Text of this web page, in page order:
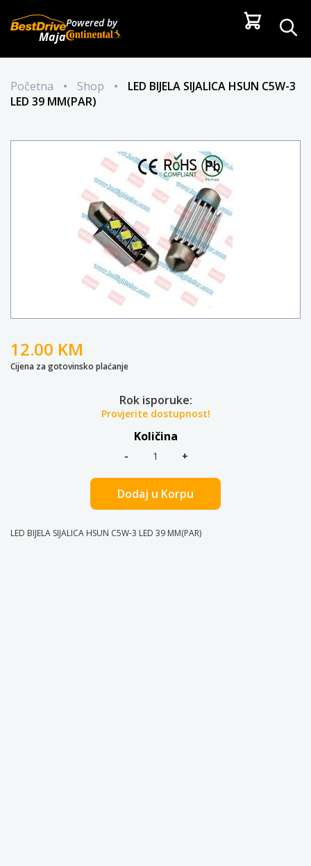
Maja
Powered by
Početna • Shop •
LED BIJELA SIJALICA HSUN C5W-3
LED 39 MM(PAR)
12.00 KM
Cijena za gotovinsko plaćanje
Rok isporuke:
Provjerite dostupnost!
Količina
Dodaj u Korpu
LED BIJELA SIJALICA HSUN C5W-3 LED 39 MM(PAR)